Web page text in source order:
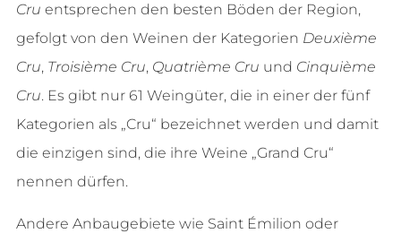
Cru entsprechen den besten Böden der Region,
gefolgt von den Weinen der Kategorien Deuxième
Cru, Troisième Cru, Quatrième Cru und Cinquième
Cru. Es gibt nur 61 Weingüter, die in einer der fünf
Kategorien als „Cru“ bezeichnet werden und damit
die einzigen sind, die ihre Weine „Grand Cru“
nennen dürfen.
Andere Anbaugebiete wie Saint Émilion oder